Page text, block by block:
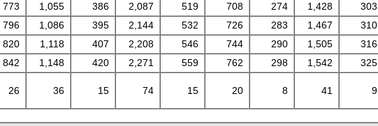
773 1,055 386 2,087 519 708 274 1,428 303
796 1,086 395 2,144 532 726 283 1,467 310
820 1,118 407 2,208 546 744 290 1,505 316
842 1,148 420 2,271 559 762 298 1,542 325
26 36 15 74 15 20 8 41 9